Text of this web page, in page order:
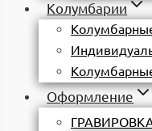
Колумбарии
Оформление